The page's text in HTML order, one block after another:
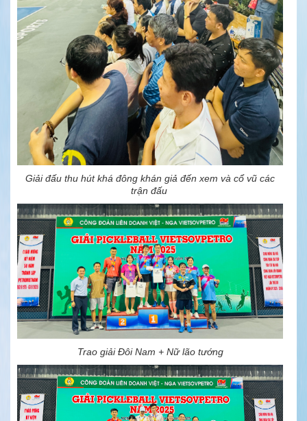
Giải đấu thu hút khá đông khán giả đến xem và cổ vũ các
trận đấu
Trao giải Đôi Nam + Nữ lão tướng